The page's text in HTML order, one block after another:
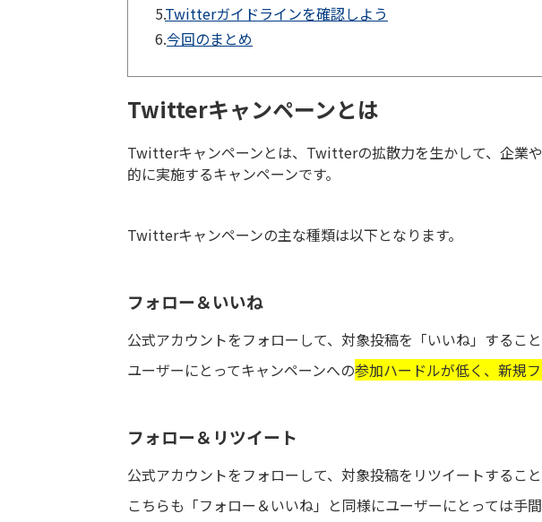
5.Twitterガイドラインを確認しよう
6.今回のまとめ
Twitterキャンペーンとは
Twitterキャンペーンとは、Twitterの拡散力を生かして、企業
的に実施するキャンペーンです。
Twitterキャンペーンの主な種類は以下となります。
フォロー＆いいね
公式アカウントをフォローして、対象投稿を「いいね」すること
ユーザーにとってキャンペーンへの参加ハードルが低く、新規
フォロー＆リツイート
公式アカウントをフォローして、対象投稿をリツイートすること
こちらも「フォロー＆いいね」と同様にユーザーにとっては手